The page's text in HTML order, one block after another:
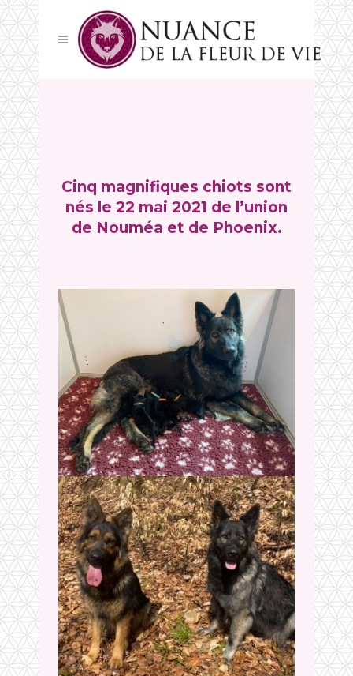
Cinq magnifiques chiots sont
nés le 22 mai 2021 de l’union
de Nouméa et de Phoenix.